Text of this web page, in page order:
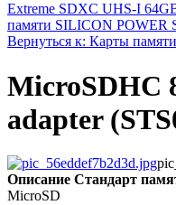
Extreme SDXC UHS-I
памяти SILICON POWER
Вернуться к: Карты памяти
MicroSDHC
adapter
Описание Стандарт
MicroSD